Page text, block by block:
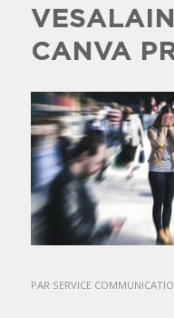
CANVA
PAR SERVICE